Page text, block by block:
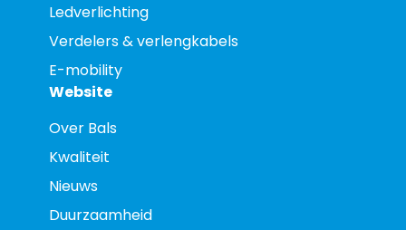
Ledverlichting
Verdelers & verlengkabels
E-mobility
Website
Over Bals
Kwaliteit
Nieuws
Duurzaamheid